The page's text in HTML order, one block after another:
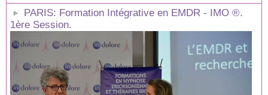
PARIS: Formation Intégrative en EMDR - IMO ®.
1ère Session.